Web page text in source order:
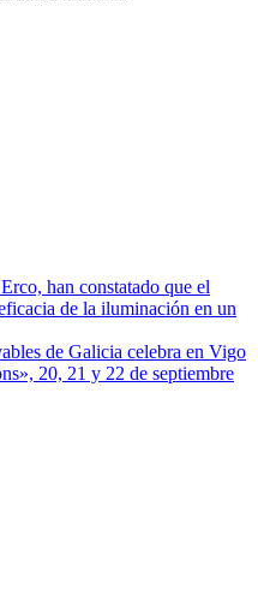
han constatado que el
de la iluminación en un
de Galicia celebra en Vigo
20, 21 y 22 de septiembre